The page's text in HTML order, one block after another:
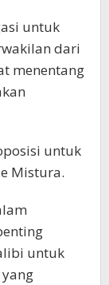
untuk
dari
menentang
untuk
Mistura.
untuk